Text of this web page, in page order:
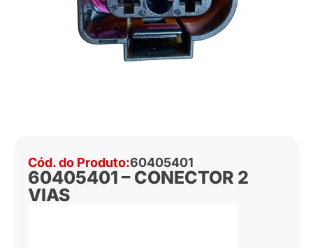
Cód. do Produto:60405401
60405401 – CONECTOR 2
VIAS